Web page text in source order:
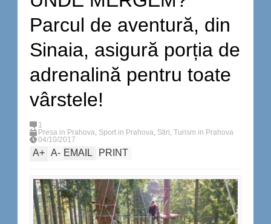
Parcul de aventură, din
Sinaia, asigură porția de
adrenalină pentru toate
vârstele!
1
Presa in Prahova, Sport in Prahova, Stiri, Turism in Prahova
04/10/2017
A+ A- EMAIL PRINT